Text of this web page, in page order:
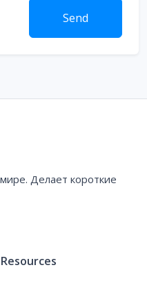
Send
Делает короткие
Resources